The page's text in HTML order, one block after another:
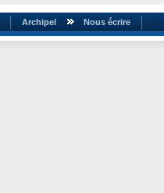
Archipel Nous écrire